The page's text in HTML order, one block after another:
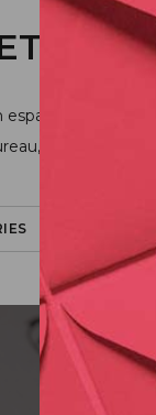
consacré à
livres d’or et